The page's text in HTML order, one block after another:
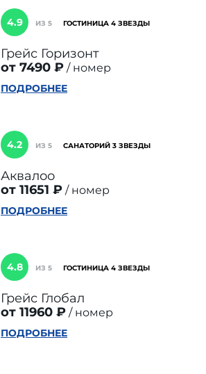
4.9 ИЗ 5 ГОСТИНИЦА 4 ЗВЕЗДЫ
Грейс Горизонт
от 7490 ₽
номер
ПОДРОБНЕЕ
4.2 ИЗ 5 САНАТОРИЙ 3 ЗВЕЗДЫ
Аквалоо
от 11651 ₽
номер
ПОДРОБНЕЕ
4.8 ИЗ 5 ГОСТИНИЦА 4 ЗВЕЗДЫ
Грейс Глобал
от 11960 ₽
номер
ПОДРОБНЕЕ